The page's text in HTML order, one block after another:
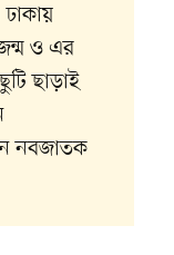
ও এর
ছাড়াই
নবজাতক